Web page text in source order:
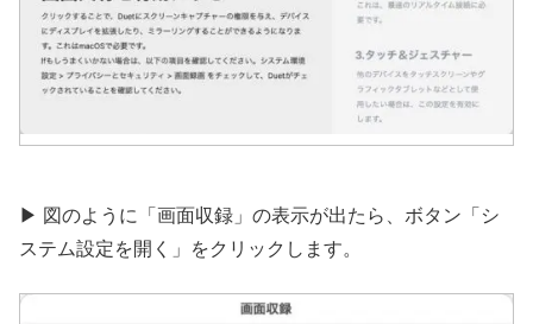
▶︎ 図のように「画面収録」の表示が出たら、ボタン「シ
ステム設定を開く」をクリックします。